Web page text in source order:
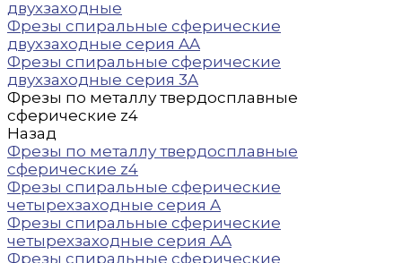
двухзаходные
Фрезы спиральные сферические
двухзаходные серия AA
Фрезы спиральные сферические
двухзаходные серия 3A
Фрезы по металлу твердосплавные
сферические z4
Назад
Фрезы по металлу твердосплавные
сферические z4
Фрезы спиральные сферические
четырехзаходные серия A
Фрезы спиральные сферические
четырехзаходные серия AA
Фрезы спиральные сферические